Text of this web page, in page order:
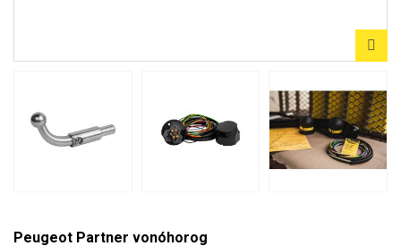
Peugeot Partner vonóhorog